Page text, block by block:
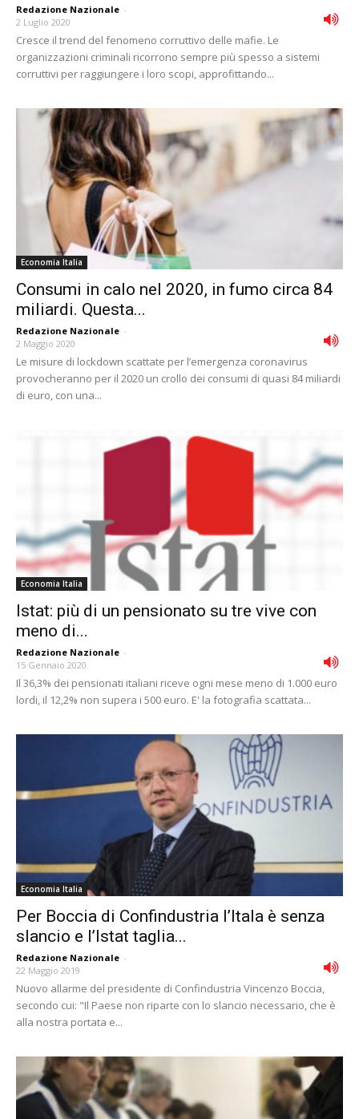
Redazione Nazionale -
2 Luglio 2020
Cresce il trend del fenomeno corruttivo delle mafie. Le
organizzazioni criminali ricorrono sempre più spesso a sistemi
corruttivi per raggiungere i loro scopi, approfittando...
Economia Italia
Consumi in calo nel 2020, in fumo circa 84
miliardi. Questa...
Redazione Nazionale -
2 Maggio 2020
Le misure di lockdown scattate per l’emergenza coronavirus
provocheranno per il 2020 un crollo dei consumi di quasi 84 miliardi
di euro, con una...
Economia Italia
Istat: più di un pensionato su tre vive con
meno di...
Redazione Nazionale -
15 Gennaio 2020
Il 36,3% dei pensionati italiani riceve ogni mese meno di 1.000 euro
lordi, il 12,2% non supera i 500 euro. E' la fotografia scattata...
Economia Italia
Per Boccia di Confindustria l’Itala è senza
slancio e l’Istat taglia...
Redazione Nazionale -
22 Maggio 2019
Nuovo allarme del presidente di Confindustria Vincenzo Boccia,
secondo cui: "Il Paese non riparte con lo slancio necessario, che è
alla nostra portata e...